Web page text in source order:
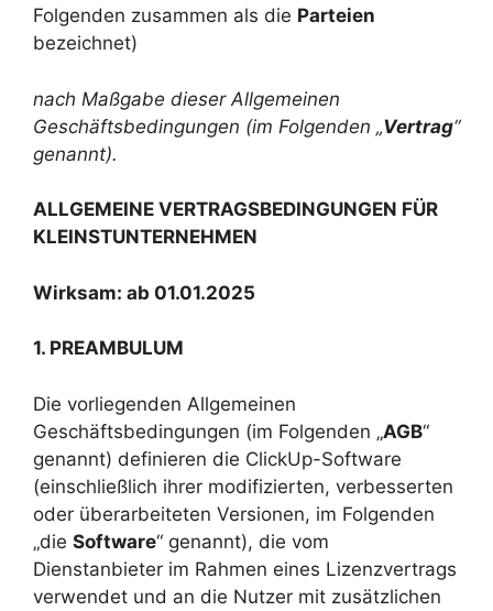
Folgenden zusammen als die Parteien
bezeichnet)
nach Maßgabe dieser Allgemeinen
Geschäftsbedingungen (im Folgenden „Vertrag“
genannt).
ALLGEMEINE VERTRAGSBEDINGUNGEN FÜR
KLEINSTUNTERNEHMEN
Wirksam: ab 01.01.2025
1. PREAMBULUM
Die vorliegenden Allgemeinen
Geschäftsbedingungen (im Folgenden „AGB“
genannt) definieren die ClickUp-Software
(einschließlich ihrer modifizierten, verbesserten
oder überarbeiteten Versionen, im Folgenden
„die Software“ genannt), die vom
Dienstanbieter im Rahmen eines Lizenzvertrags
verwendet und an die Nutzer mit zusätzlichen